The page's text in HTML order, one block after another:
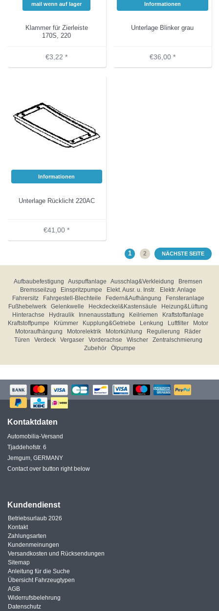
mail wenn auf lager
Klammer für Zierleiste
170S, 220
€3,22 *
Informationen
Unterlage Blinker grau
€36,00 *
Informationen
Unterlage Rücklicht 220AC
€41,00 *
1 2 NÄCHSTE SEITE
Aufbaubefestigung Auspuffanlage Ausschlag&Verkleidung
Bremsen
Bremsseilzug
Einspritzpumpe Elekt. Ausr. u. Instr.
Elektr. Anlage
Fahrersitz
Fahrgestell-Blechteile Federn&Aufhängung
Fensteranlage
Fußhebelwerk
Gelenkwelle Heckdeckel&Kastensäule
Heizung&Lüftung
Hinterachse
Hydraulik Innenausstattung Keilriemen
Kraftstoffanlage
Kraftstoffpumpe
Krümmer Kupplung&Getriebe Lenkung Luftfilter
Motor
Motoraufhängung
Motorelektrik Motorkühlung Regulierung
Räder
Türen
Verdeck Vergaser Vorderachse Wischer
Zentralschmierung
Zubehör
Ölpumpe
Kontaktdaten
Automobilia-Versand
Tjaddehofstr. 6
Jemgum, GERMANY
Contact over button right below
Kundendienst
Betriebsurlaub 2026
Kontakt
Zahlungsarten
Kundenmeinungen
Versandkosten und Rücksendungen
Sitemap
Anleitung für die Suche
Übersicht Fahrzeugtypen
AGB
Widerrufsbelehrung
Datenschutz